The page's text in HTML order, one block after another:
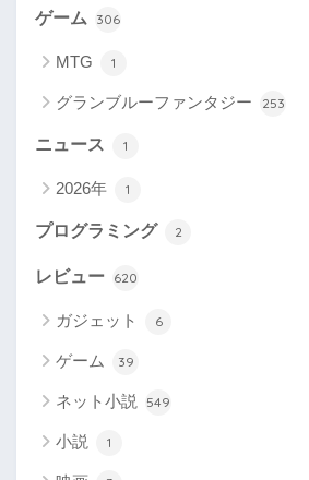
ゲーム 306
MTG 1
グランブルーファンタジー 253
ニュース 1
2026年 1
プログラミング 2
レビュー 620
ガジェット 6
ゲーム 39
ネット小説 549
小説 1